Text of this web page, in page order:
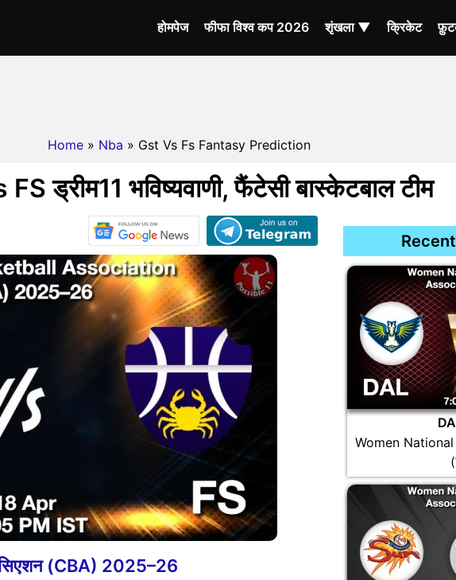
होमपेज फीफा विश्व कप 2026 शृंखला ▼ क्रिकेट
Home » Nba » Gst Vs Fs Fantasy Prediction
ड्रीम11 भविष्यवाणी, फैंटेसी बास्केटबाल टीम
(CBA) 2025–26
Women